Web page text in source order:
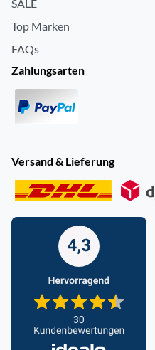
SALE
Top Marken
FAQs
Zahlungsarten
Versand & Lieferung